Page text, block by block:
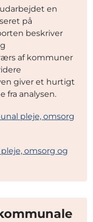
en
på
beskriver
af kommuner
giver et hurtigt
fra analysen.
pleje, omsorg
omsorg og